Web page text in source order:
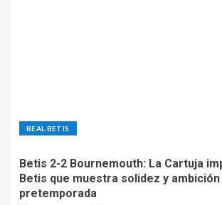
REAL BETIS
Betis 2-2 Bournemouth: La Cartuja
Betis que muestra solidez y ambición
pretemporada